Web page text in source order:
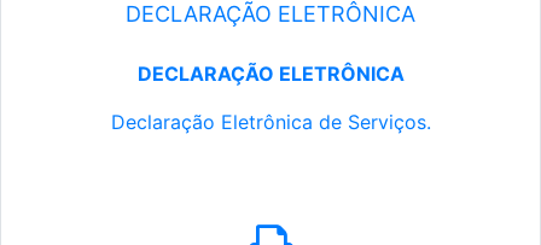
DECLARAÇÃO ELETRÔNICA
DECLARAÇÃO ELETRÔNICA
Declaração Eletrônica de Serviços.